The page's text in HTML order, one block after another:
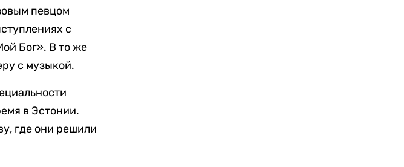
певцом
с
Бог». В то же
с музыкой.
в Эстонии.
где они решили